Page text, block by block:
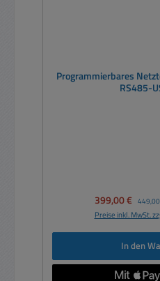
Programmierbares Netzteil P1885 1-40V
RS485-
Verkaufspreis:
399,00 €
Preise inkl. MwSt.
In den